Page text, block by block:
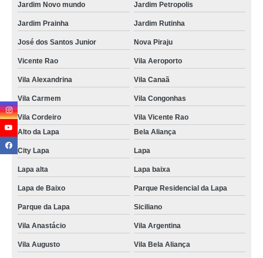
Jardim Novo mundo Jardim Petropolis
Jardim Prainha Jardim Rutinha
José dos Santos Junior Nova Piraju
Vicente Rao Vila Aeroporto
Vila Alexandrina Vila Canaã
Vila Carmem Vila Congonhas
Vila Cordeiro
Vila Vicente Rao
Alto da Lapa
Bela Aliança
City Lapa Lapa
Lapa alta Lapa baixa
Lapa de Baixo Parque Residencial da Lapa
Parque da Lapa Siciliano
Vila Anastácio Vila Argentina
Vila Augusto Vila Bela Aliança